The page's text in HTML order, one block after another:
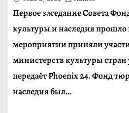
Первое заседание Совета
культуры и наследия прошло
мероприятии приняли
министерств культуры
передаёт Phoenix 24. Фонд
наследия был…